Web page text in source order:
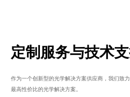
定制服务与技术
作为一个创新型的光学解决方案供应商，我们致
最高性价比的光学解决方案。